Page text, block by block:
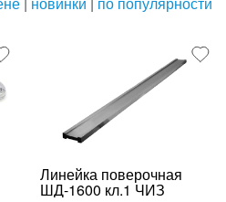
Линейка поверочная
ШД-1600 кл.1 ЧИЗ